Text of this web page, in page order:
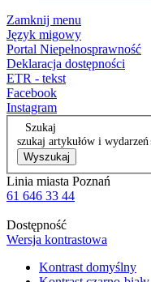
Zamknij menu
Język migowy
Portal Niepełnosprawność
Deklaracja dostępności
ETR - tekst
Facebook
Instagram
Szukaj
szukaj artykułów i wydarzeń
Wyszukaj
Linia miasta Poznań
61 646 33 44
Dostępność
Wersja kontrastowa
Kontrast domyślny